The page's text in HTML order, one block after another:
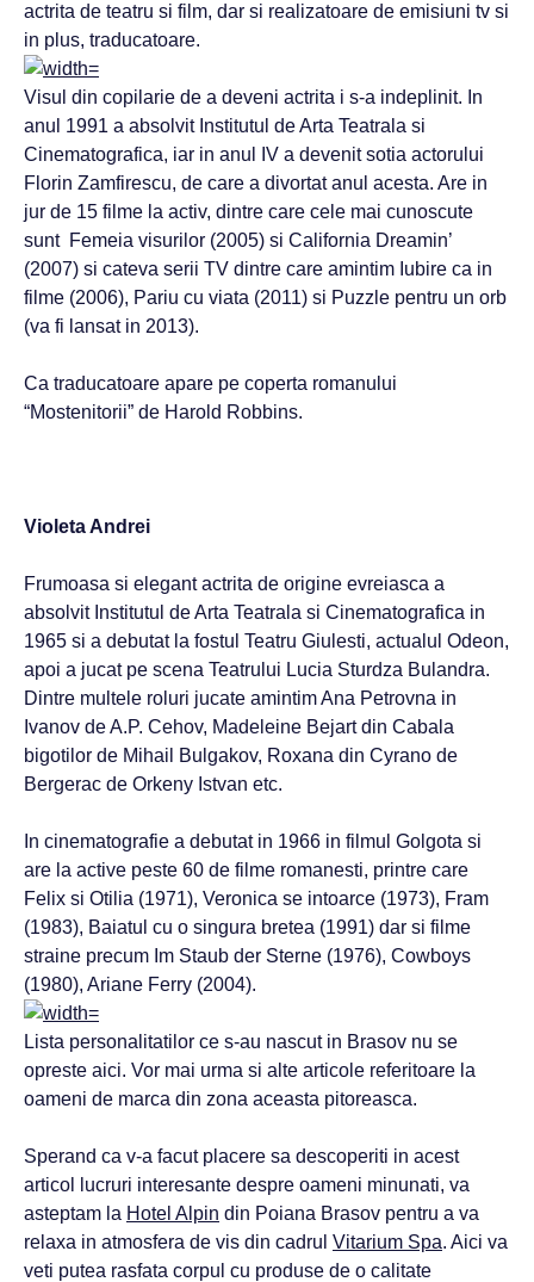
actrita de teatru si film, dar si realizatoare de emisiuni tv si
in plus, traducatoare.
Visul din copilarie de a deveni actrita i s-a indeplinit. In
anul 1991 a absolvit Institutul de Arta Teatrala si
Cinematografica, iar in anul IV a devenit sotia actorului
Florin Zamfirescu, de care a divortat anul acesta. Are in
jur de 15 filme la activ, dintre care cele mai cunoscute
sunt Femeia visurilor (2005) si California Dreamin’
(2007) si cateva serii TV dintre care amintim Iubire ca in
filme (2006), Pariu cu viata (2011) si Puzzle pentru un orb
(va fi lansat in 2013).
Ca traducatoare apare pe coperta romanului
“Mostenitorii” de Harold Robbins.
Violeta Andrei
Frumoasa si elegant actrita de origine evreiasca a
absolvit Institutul de Arta Teatrala si Cinematografica in
1965 si a debutat la fostul Teatru Giulesti, actualul Odeon,
apoi a jucat pe scena Teatrului Lucia Sturdza Bulandra.
Dintre multele roluri jucate amintim Ana Petrovna in
Ivanov de A.P. Cehov, Madeleine Bejart din Cabala
bigotilor de Mihail Bulgakov, Roxana din Cyrano de
Bergerac de Orkeny Istvan etc.
In cinematografie a debutat in 1966 in filmul Golgota si
are la active peste 60 de filme romanesti, printre care
Felix si Otilia (1971), Veronica se intoarce (1973), Fram
(1983), Baiatul cu o singura bretea (1991) dar si filme
straine precum Im Staub der Sterne (1976), Cowboys
(1980), Ariane Ferry (2004).
Lista personalitatilor ce s-au nascut in Brasov nu se
opreste aici. Vor mai urma si alte articole referitoare la
oameni de marca din zona aceasta pitoreasca.
Sperand ca v-a facut placere sa descoperiti in acest
articol lucruri interesante despre oameni minunati, va
asteptam la Hotel Alpin din Poiana Brasov pentru a va
relaxa in atmosfera de vis din cadrul Vitarium Spa. Aici va
veti putea rasfata corpul cu produse de o calitate